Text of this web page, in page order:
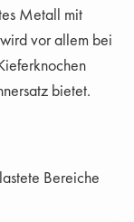
Metall mit
vor allem bei
bietet.
Bereiche